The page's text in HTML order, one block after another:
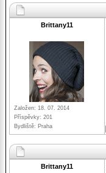
Brittany11
Založen: 18. 07. 2014
Příspěvky: 201
Bydliště: Praha
Brittany11